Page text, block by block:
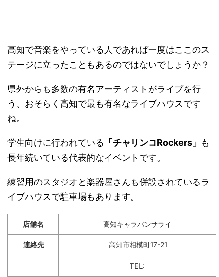
高知で音楽をやっている人であれば一度はここのス
テージに立ったこともあるのではないでしょうか？
県外からも多数の有名アーティストがライブを行
う、おそらく高知で最も有名なライブハウスです
ね。
学生向けに行われている 「チャリンコRockers」
も
長年続いている代表的なイベントです。
練習用のスタジオと楽器屋さんも併設されているラ
イブハウスで駐車場もあります。
店舗名 高知キャラバンサライ
連絡先 高知市相模町17-21
TEL: